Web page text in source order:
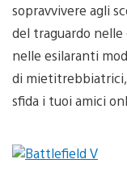
sopravvivere agli
del traguardo
nelle esilaranti
di
sfida i tuoi amici